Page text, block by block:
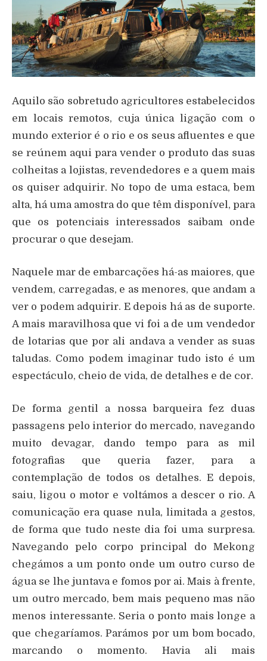
Aquilo são sobretudo agricultores estabelecidos
em locais remotos, cuja única ligação com o
mundo exterior é o rio e os seus afluentes e que
se reúnem aqui para vender o produto das suas
colheitas a lojistas, revendedores e a quem mais
os quiser adquirir. No topo de uma estaca, bem
alta, há uma amostra do que têm disponível, para
que os potenciais interessados saibam onde
procurar o que desejam.
Naquele mar de embarcações há-as maiores, que
vendem, carregadas, e as menores, que andam a
ver o podem adquirir. E depois há as de suporte.
A mais maravilhosa que vi foi a de um vendedor
de lotarias que por ali andava a vender as suas
taludas. Como podem imaginar tudo isto é um
espectáculo, cheio de vida, de detalhes e de cor.
De forma gentil a nossa barqueira fez duas
passagens pelo interior do mercado, navegando
muito devagar, dando tempo para as mil
fotografias que queria fazer, para a
contemplação de todos os detalhes. E depois,
saiu, ligou o motor e voltámos a descer o rio. A
comunicação era quase nula, limitada a gestos,
de forma que tudo neste dia foi uma surpresa.
Navegando pelo corpo principal do Mekong
chegámos a um ponto onde um outro curso de
água se lhe juntava e fomos por ai. Mais à frente,
um outro mercado, bem mais pequeno mas não
menos interessante. Seria o ponto mais longe a
que chegaríamos. Parámos por um bom bocado,
marcando o momento. Havia ali mais